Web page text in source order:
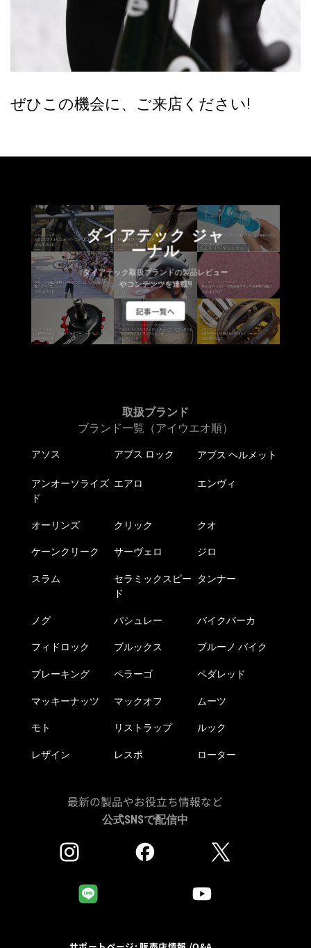
ぜひこの機会に、ご来店ください!
ダイアテック ジャ
ーナル
ダイアテック取扱ブランドの製品レビュー
やコンテンツを連載!!
記事一覧へ
取扱ブランド
ブランド一覧（アイウエオ順）
アソス アブス ロック アブス ヘルメット
アンオーソライズ
ド
エアロ エンヴィ
オーリンズ クリック クオ
ケーンクリーク サーヴェロ ジロ
スラム
セラミックスピー
ド
タンナー
ノグ パシュレー バイクパーカ
フィドロック ブルックス ブルーノ バイク
ブレーキング ペラーゴ ペダレッド
マッキーナッツ マックオフ ムーツ
モト リストラップ ルック
レザイン レスポ ローター
最新の製品やお役立ち情報など
公式SNSで配信中